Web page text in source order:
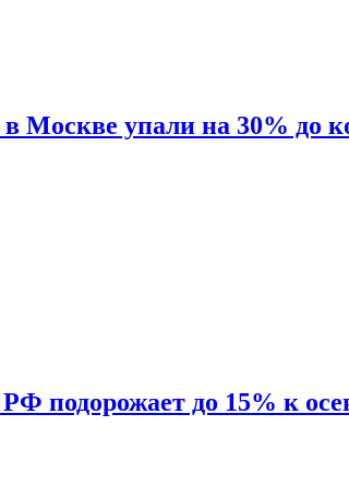
Москве упали на 30% до
подорожает до 15% к